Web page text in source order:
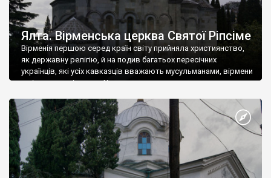
Ялта. Вірменська церква Святої Ріпсіме
Вірменія першою серед країн світу прийняла християнство,
як державну релігію, й на подив багатьох пересічних
українців, які усіх кавказців вважають мусульманами, вірмени
є відданими вірянами Христа